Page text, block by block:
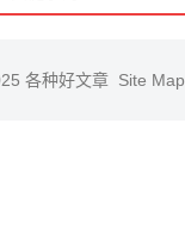
各种好文章 Site Map